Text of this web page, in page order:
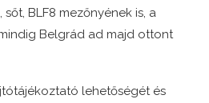
BLF8 mezőnyének is, a
Belgrád ad majd ottont
lehetőségét és